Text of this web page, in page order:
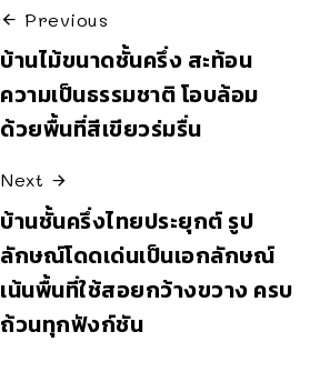
Previous
บ้านไม้ขนาดชั้นครึ่ง สะท้อน
ความเป็นธรรมชาติ โอบล้อม
ด้วยพื้นที่สีเขียวร่มรื่น
Next
บ้านชั้นครึ่งไทยประยุกต์ รูป
ลักษณ์โดดเด่นเป็นเอกลักษณ์
เน้นพื้นที่ใช้สอยกว้างขวาง ครบ
ถ้วนทุกฟังก์ชัน